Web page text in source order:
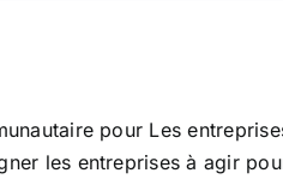
pour Les
les entreprises à agir